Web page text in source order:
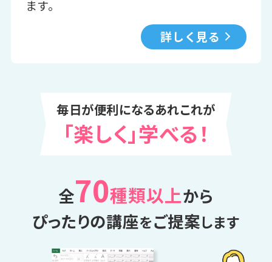
ます。
詳しく見る
毎日が便利になるあれこれが
「楽しく」学べる！
全70種類以上から
ぴったりの講座をご提案します